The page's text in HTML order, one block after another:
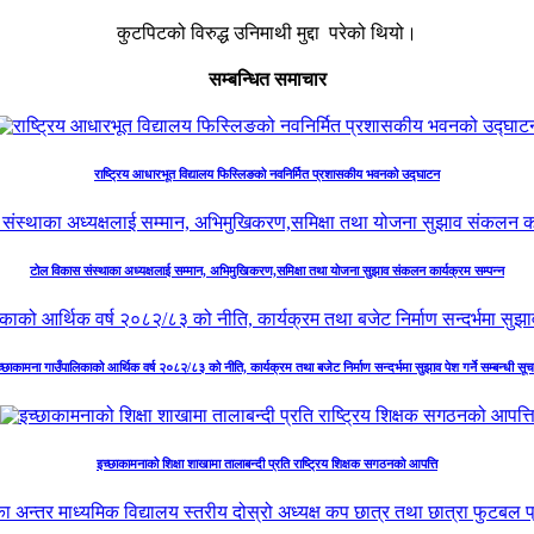
कुटपिटको विरुद्ध उनिमाथी मुद्दा परेको थियो।
सम्बन्धित समाचार
राष्ट्रिय आधारभूत विद्यालय फिस्लिङको नवनिर्मित प्रशासकीय भवनको उद्घाटन
टोल विकास संस्थाका अध्यक्षलाई सम्मान, अभिमुखिकरण,समिक्षा तथा योजना सुझाव संकलन कार्यक्रम सम्पन्न
गाउँपालिकाको आर्थिक वर्ष २०८२/८३ को नीति, कार्यक्रम तथा बजेट निर्माण सन्दर्भमा सुझाव पेश गर्ने सम्बन्धी
इच्छाकामनाको शिक्षा शाखामा तालाबन्दी प्रति राष्ट्रिय शिक्षक सगठनको आपत्ति